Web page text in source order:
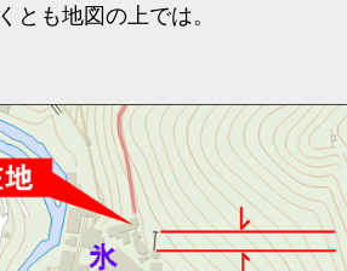
くとも地図の上では。